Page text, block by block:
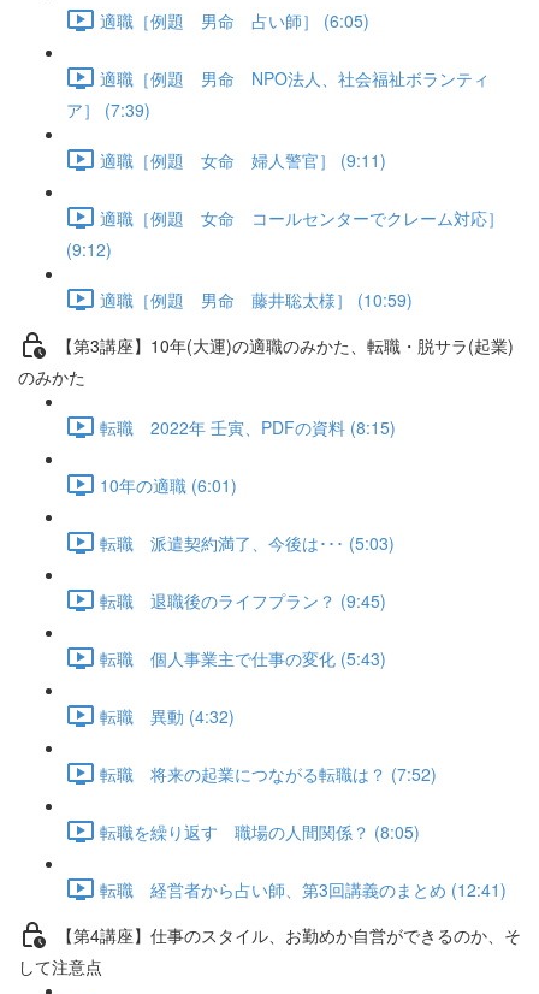
適職［例題 男命 占い師］ (6:05)
適職［例題 男命 NPO法人、社会福祉ボランティ
ア］ (7:39)
適職［例題 女命 婦人警官］ (9:11)
適職［例題 女命 コールセンターでクレーム対応］
(9:12)
適職［例題 男命 藤井聡太様］ (10:59)
【第3講座】10年(大運)の適職のみかた、転職・脱サラ(起業)
のみかた
転職 2022年 壬寅、PDFの資料 (8:15)
10年の適職 (6:01)
転職 派遣契約満了、今後は･･･ (5:03)
転職 退職後のライフプラン？ (9:45)
転職 個人事業主で仕事の変化 (5:43)
転職 異動 (4:32)
転職 将来の起業につながる転職は？ (7:52)
転職を繰り返す 職場の人間関係？ (8:05)
転職 経営者から占い師、第3回講義のまとめ (12:41)
【第4講座】仕事のスタイル、お勤めか自営ができるのか、そ
して注意点